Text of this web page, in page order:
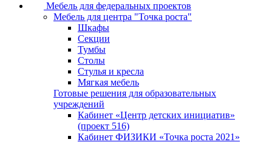
Мебель для федеральных проектов
Мебель для центра "Точка роста"
Шкафы
Секции
Тумбы
Столы
Стулья и кресла
Мягкая мебель
Готовые решения для образовательных
учреждений
Кабинет «Центр детских инициатив»
(проект 516)
Кабинет ФИЗИКИ «Точка роста 2021»